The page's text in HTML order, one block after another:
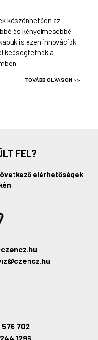
köszönhetően az
és kényelmesebbé
is ezen innovációk
kecsegtetnek a
TOVÁBB OLVASOM >>
FEL?
elérhetőségek
576 702
1296